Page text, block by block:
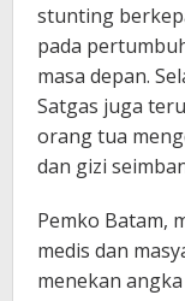
stunting
pada
masa depan.
Satgas juga
orang tua
dan gizi
Pemko Batam,
medis dan
menekan